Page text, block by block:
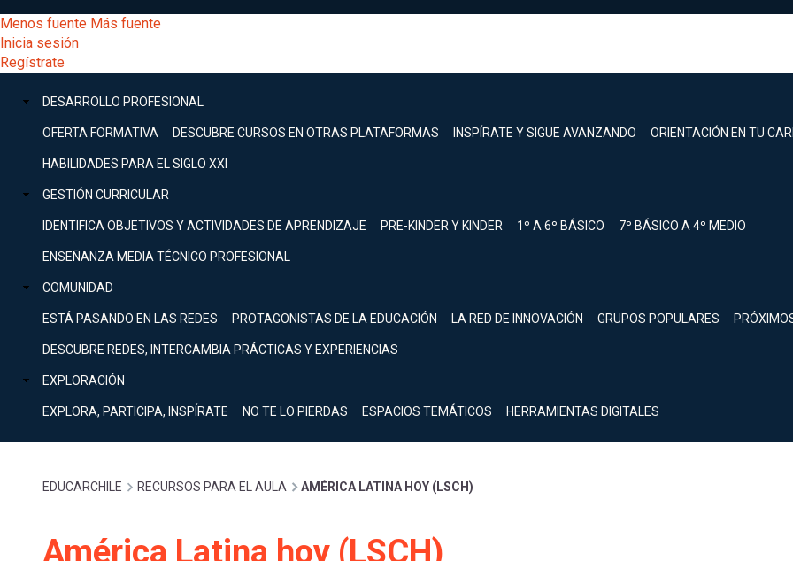
al
contenido
principal
[Educarchile
Escritorio]
Menú
entrar
mi
cuenta
Menos fuente Más fuente
Inicia sesión
Regístrate
Menú
principal
DESARROLLO PROFESIONAL
OFERTA FORMATIVA DESCUBRE CURSOS EN OTRAS PLATAFORMAS INSPÍRATE Y SIGUE AVANZANDO ORIENTACIÓN EN TU
HABILIDADES PARA EL SIGLO XXI
GESTIÓN CURRICULAR
IDENTIFICA OBJETIVOS Y ACTIVIDADES DE APRENDIZAJE PRE-KINDER Y KINDER 1º A 6º BÁSICO 7º BÁSICO A 4º MEDIO
ENSEÑANZA MEDIA TÉCNICO PROFESIONAL
COMUNIDAD
ESTÁ PASANDO EN LAS REDES PROTAGONISTAS DE LA EDUCACIÓN LA RED DE INNOVACIÓN GRUPOS POPULARES
DESCUBRE REDES, INTERCAMBIA PRÁCTICAS Y EXPERIENCIAS
EXPLORACIÓN
EXPLORA, PARTICIPA, INSPÍRATE NO TE LO PIERDAS ESPACIOS TEMÁTICOS HERRAMIENTAS DIGITALES
Buscar
Menú
principal
DESARROLLO
Expand
GESTIÓN
Expand
COMUNIDAD
Expand
EXPLORACIÓN
[Educarchile
Mobile]
Menú
Inicia
Sobrescribir
EDUCARCHILE RECURSOS PARA EL AULA AMÉRICA LATINA HOY (LSCH)
América Latina hoy (LSCH)
Inicia sesión.